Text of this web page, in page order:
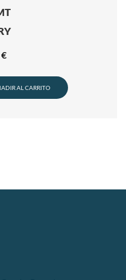
€
AL CARRITO